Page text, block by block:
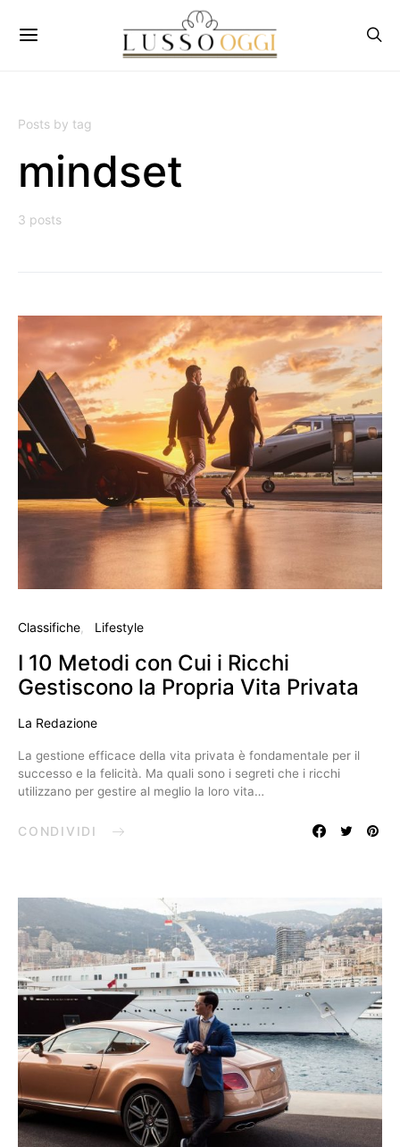
Posts by tag
mindset
3 posts
Classifiche Lifestyle
I 10 Metodi con Cui i Ricchi
Gestiscono la Propria Vita Privata
La Redazione
La gestione efficace della vita privata è fondamentale per il
successo e la felicità. Ma quali sono i segreti che i ricchi
utilizzano per gestire al meglio la loro vita…
CONDIVIDI